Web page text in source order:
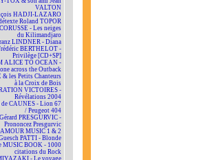
VALTON
HADJI-LAZARO
Roland TOPOR
- Les neiges
du Kilimandjaro
LINDNER - Diana
BERTHELOT -
Privilège [CD+SP]
ALICE TO OCEAN -
across the Outback
& les Petits Chanteurs
à la Croix de Bois
VICTOIRES -
Révélations 2004
de CAUNES - Lion 67
/ Peugeot 404
Gérard PRESGURVIC -
Prononcez Presgurvic
MUSIC 1 & 2
PATTI - Blonde
MUSIC BOOK - 1000
citations du Rock
- Le voyage